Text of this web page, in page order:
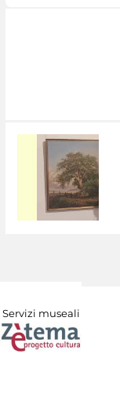
Servizi museali